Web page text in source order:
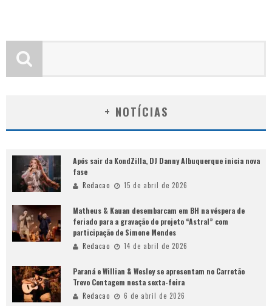
+ NOTÍCIAS
Após sair da KondZilla, DJ Danny Albuquerque inicia nova
fase
Redacao 15 de abril de 2026
Matheus & Kauan desembarcam em BH na véspera de
feriado para a gravação do projeto “Astral” com
participação de Simone Mendes
Redacao 14 de abril de 2026
Paraná e Willian & Wesley se apresentam no Carretão
Trevo Contagem nesta sexta-feira
Redacao 6 de abril de 2026